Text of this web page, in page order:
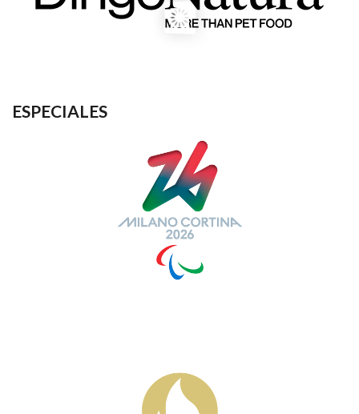
ESPECIALES